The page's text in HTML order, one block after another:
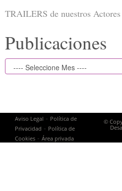
TRAILERS de nuestros Actores
Publicaciones
Aviso Legal - Política de
Privacidad - Política de
Cookies - Área privada
©